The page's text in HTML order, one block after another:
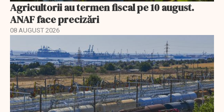
Agricultorii au termen fiscal pe 10 august.
ANAF face precizări
08 AUGUST 2026